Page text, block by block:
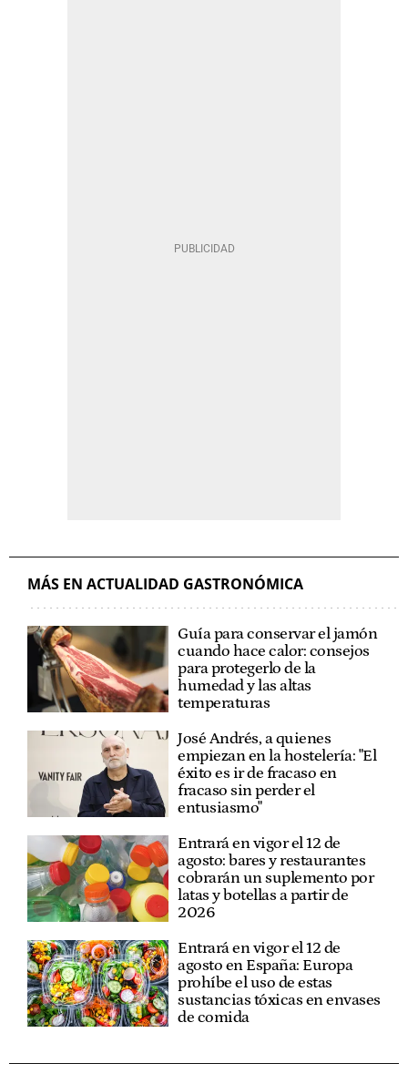
MÁS EN ACTUALIDAD GASTRONÓMICA
Guía para conservar el jamón
cuando hace calor: consejos
para protegerlo de la
humedad y las altas
temperaturas
José Andrés, a quienes
empiezan en la hostelería: "El
éxito es ir de fracaso en
fracaso sin perder el
entusiasmo"
Entrará en vigor el 12 de
agosto: bares y restaurantes
cobrarán un suplemento por
latas y botellas a partir de
2026
Entrará en vigor el 12 de
agosto en España: Europa
prohíbe el uso de estas
sustancias tóxicas en envases
de comida